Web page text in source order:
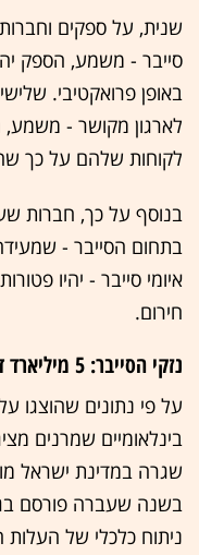
שנית, על ספקים
סייבר - משמע, הספק
באופן פרואקטיבי.
לארגון מקושר - משמע,
לקוחות שלהם על כך
בנוסף על כך, חברות
בתחום הסייבר -
איומי סייבר - יהיו
חירום.
נזקי הסייבר: 5 מיליארד דולר בשנה
על פי נתונים שהוצגו
בינלאומיים שמרנים
בשנה שעברה פורסם
ניתוח כלכלי של